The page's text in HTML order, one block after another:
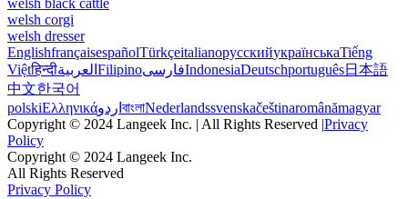
welsh black cattle
welsh corgi
welsh dresser
EnglishfrançaisespañolTürkçeitalianoрусскийукраїнськаTiếng
Việtहिन्दीالعربية FilipinoفارسیIndonesiaDeutschportuguês日本語
中文한국어
polskiΕλληνικάاردو বাংলাNederlandssvenskačeštinaromânămagyar
Copyright © 2024 Langeek Inc. | All Rights Reserved |Privacy
Policy
Copyright © 2024 Langeek Inc.
All Rights Reserved
Privacy Policy